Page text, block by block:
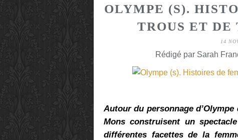
OLYMPE (S).
TROUS ET DE
14
Rédigé par Sarah
Autour du personnage
Mons construisent un
différentes facettes de la